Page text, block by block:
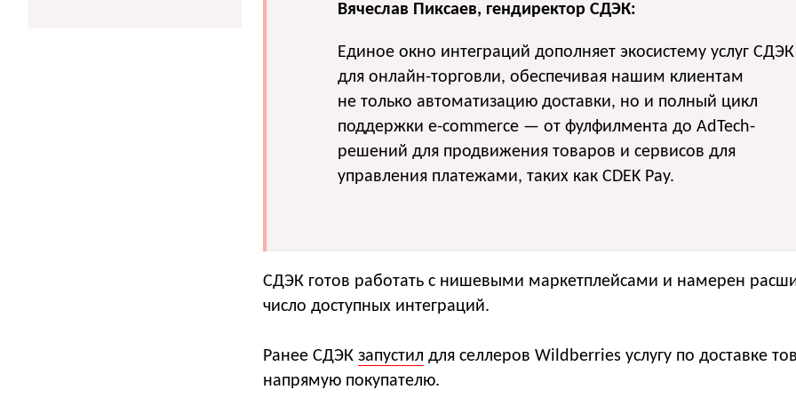
Вячеслав Пиксаев, гендиректор СДЭК:
Единое окно интеграций дополняет экосистему услуг СДЭК
для онлайн-торговли, обеспечивая нашим клиентам
не только автоматизацию доставки, но и полный цикл
поддержки e-commerce — от фулфилмента до AdTech-
решений для продвижения товаров и сервисов для
управления платежами, таких как CDEK Pay.
СДЭК готов работать с нишевыми маркетплейсами и намерен
число доступных интеграций.
Ранее СДЭК запустил для селлеров Wildberries услугу по доставке
напрямую покупателю.